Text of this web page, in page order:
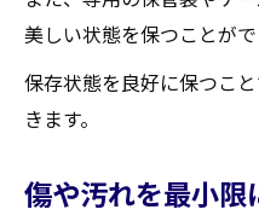
美しい状態を保つことがで
保存状態を良好に保つこ
きます。
傷や汚れを最小限